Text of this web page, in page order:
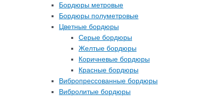
Бордюры метровые
Бордюры полуметровые
Цветные бордюры
Серые бордюры
Желтые бордюры
Коричневые бордюры
Красные бордюры
Вибропрессованные бордюры
Вибролитые бордюры